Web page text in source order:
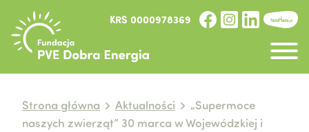
KRS 0000978369
Strona główna Aktualności
„Supermoce
naszych zwierząt” 30 marca w Wojewódzkiej i